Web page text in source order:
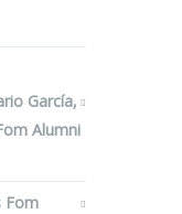
García,
Alumni
Fom